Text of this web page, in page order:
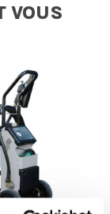
VOUS